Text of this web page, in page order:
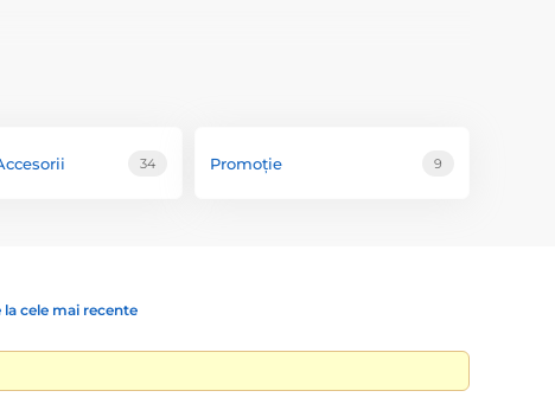
34 Promoție 9
la cele mai recente